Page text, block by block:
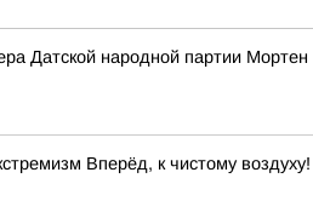
Датской народной партии
Вперёд, к чистому